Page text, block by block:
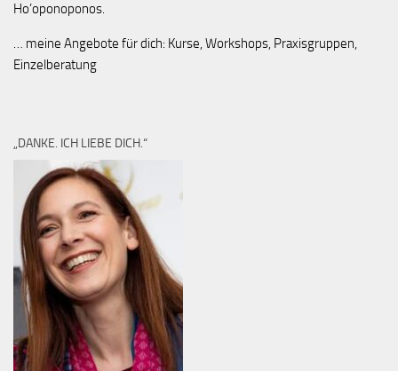
Ho’oponoponos.
… meine Angebote für dich: Kurse, Workshops, Praxisgruppen,
Einzelberatung
„DANKE. ICH LIEBE DICH.“